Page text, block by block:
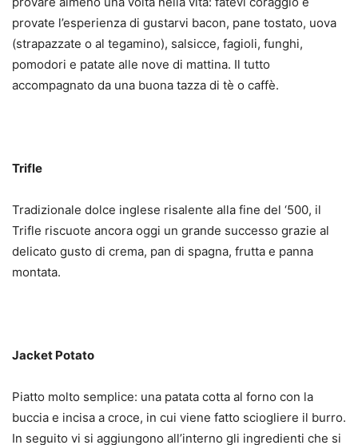
provate l’esperienza di gustarvi bacon, pane tostato, uova
(strapazzate o al tegamino), salsicce, fagioli, funghi,
pomodori e patate alle nove di mattina. Il tutto
accompagnato da una buona tazza di tè o caffè.
Trifle
Tradizionale dolce inglese risalente alla fine del ‘500, il
Trifle riscuote ancora oggi un grande successo grazie al
delicato gusto di crema, pan di spagna, frutta e panna
montata.
Jacket Potato
Piatto molto semplice: una patata cotta al forno con la
buccia e incisa a croce, in cui viene fatto sciogliere il burro.
In seguito vi si aggiungono all’interno gli ingredienti che si